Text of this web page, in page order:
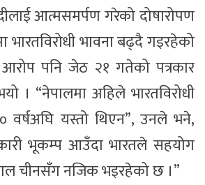
आत्मसमर्पण गरेको दोषारोपण
भारतविरोधी भावना बढ्दै गइरहेको
पनि जेठ २१ गतेको पत्रकार
। “नेपालमा अहिले भारतविरोधी
वर्षअघि यस्तो थिएन”, उनले भने,
भूकम्प आउँदा भारतले सहयोग
चीनसँग नजिक भइरहेको छ ।”